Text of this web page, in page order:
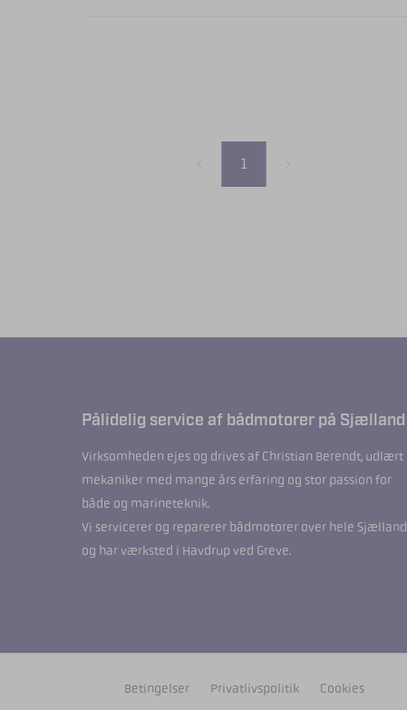
1
Pålidelig service af bådmotorer på Sjælland
Virksomheden ejes og drives af Christian Berendt, udlært
mekaniker med mange års erfaring og stor passion for
både og marineteknik.
Vi servicerer og reparerer bådmotorer over hele Sjælland
og har værksted i Havdrup ved Greve.
Betingelser Privatlivspolitik Cookies